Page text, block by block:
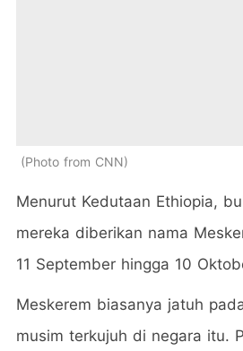
Photo from CNN
Menurut Kedutaan Ethiopia,
mereka diberikan nama
11 September hingga 10
Meskerem biasanya jatuh
musim terkujuh di negara itu.